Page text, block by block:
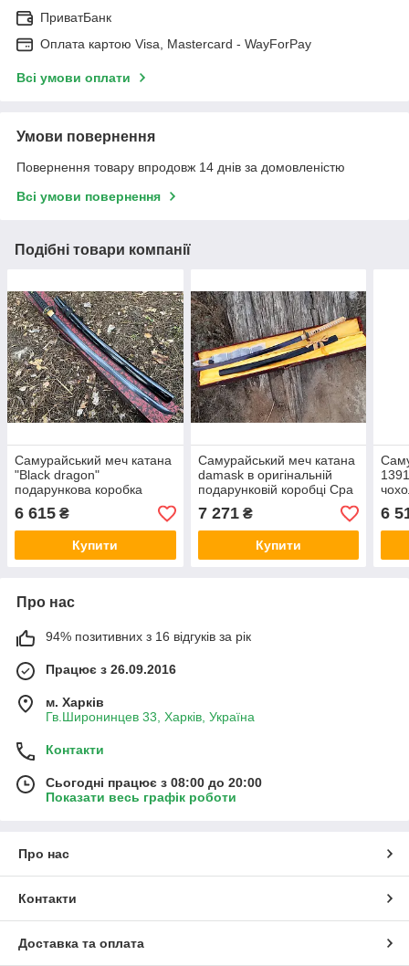
ПриватБанк
Оплата картою Visa, Mastercard - WayForPay
Всі умови оплати
Умови повернення
Повернення товару впродовж 14 днів за домовленістю
Всі умови повернення
Подібні товари компанії
Самурайський меч катана
"Black dragon"
подарункова коробка
6 615 ₴
Купити
Самурайський меч катана
damask в оригінальній
подарунковій коробці Cpa
7 271₴
Купити
6
Про нас
94% позитивних з 16 відгуків за рік
Працює з 26.09.2016
м. Харків
Гв.Широнинцев 33, Харків, Україна
Контакти
Сьогодні працює з 08:00 до 20:00
Показати весь графік роботи
Про нас
Контакти
Доставка та оплата